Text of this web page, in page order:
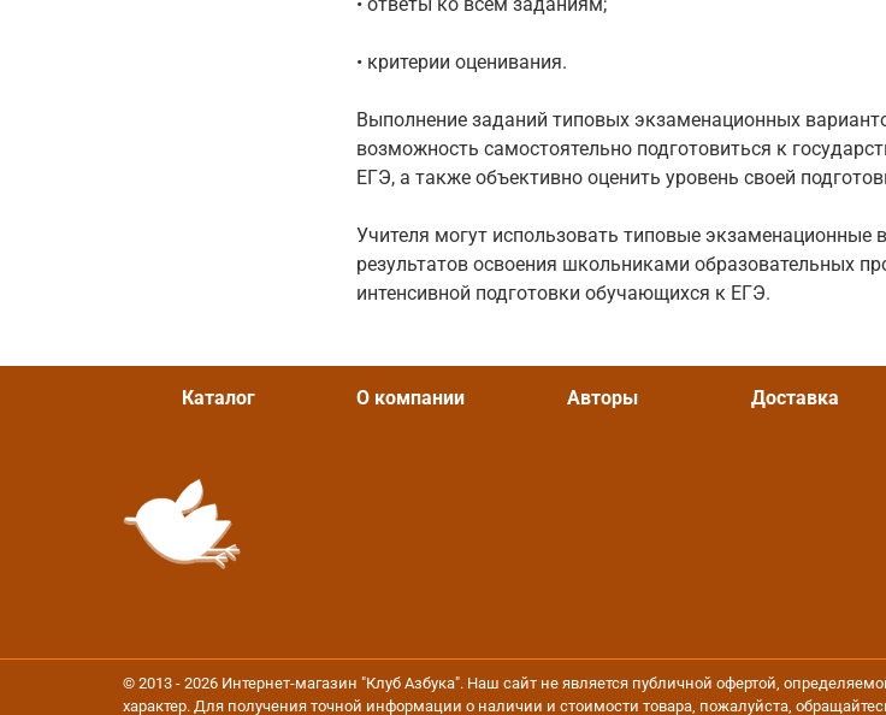
• критерии оценивания.
Выполнение заданий типовых экзаменационных
возможность самостоятельно подготовиться к
ЕГЭ, а также объективно оценить уровень своей
Учителя могут использовать типовые экзаменационные
результатов освоения школьниками образовательных
интенсивной подготовки обучающихся к ЕГЭ.
Каталог О компании Авторы Доставка
© 2013 - 2026 Интернет-магазин "Клуб Азбука". Наш сайт не является публичной офертой,
характер. Для получения точной информации о наличии и стоимости товара, пожалуйста,